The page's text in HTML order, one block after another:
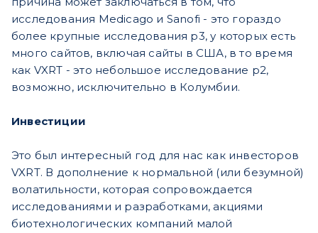
исследования Medicago и Sanofi - это гораздо
более крупные исследования p3, у которых есть
много сайтов, включая сайты в США, в то время
как VXRT - это небольшое исследование p2,
возможно, исключительно в Колумбии.
Инвестиции
Это был интересный год для нас как инвесторов
VXRT. В дополнение к нормальной (или безумной)
волатильности, которая сопровождается
исследованиями и разработками, акциями
биотехнологических компаний малой